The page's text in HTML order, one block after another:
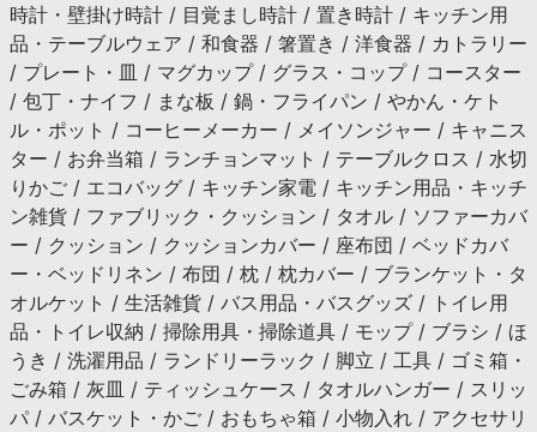
時計・壁掛け時計 / 目覚まし時計 / 置き時計 / キッチン用
品・テーブルウェア / 和食器 / 箸置き / 洋食器 / カトラリー
/ プレート・皿 / マグカップ / グラス・コップ / コースター
/ 包丁・ナイフ / まな板 / 鍋・フライパン / やかん・ケト
ル・ポット / コーヒーメーカー / メイソンジャー / キャニス
ター / お弁当箱 / ランチョンマット / テーブルクロス / 水切
りかご / エコバッグ / キッチン家電 / キッチン用品・キッチ
ン雑貨 / ファブリック・クッション / タオル / ソファーカバ
ー / クッション / クッションカバー / 座布団 / ベッドカバ
ー・ベッドリネン / 布団 / 枕 / 枕カバー / ブランケット・タ
オルケット / 生活雑貨 / バス用品・バスグッズ / トイレ用
品・トイレ収納 / 掃除用具・掃除道具 / モップ / ブラシ / ほ
うき / 洗濯用品 / ランドリーラック / 脚立 / 工具 / ゴミ箱・
ごみ箱 / 灰皿 / ティッシュケース / タオルハンガー / スリッ
パ / バスケット・かご / おもちゃ箱 / 小物入れ / アクセサリ